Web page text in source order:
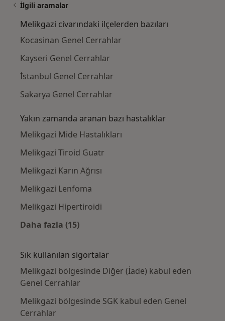
İlgili aramalar
Melikgazi civarındaki ilçelerden bazıları
Kocasinan Genel Cerrahlar
Kayseri Genel Cerrahlar
İstanbul Genel Cerrahlar
Sakarya Genel Cerrahlar
Yakın zamanda aranan bazı hastalıklar
Melikgazi Mide Hastalıkları
Melikgazi Tiroid Guatr
Melikgazi Karın Ağrısı
Melikgazi Lenfoma
Melikgazi Hipertiroidi
Daha fazla (15)
Sık kullanılan sigortalar
Melikgazi bölgesinde Diğer (İade) kabul eden
Genel Cerrahlar
Melikgazi bölgesinde SGK kabul eden Genel
Cerrahlar